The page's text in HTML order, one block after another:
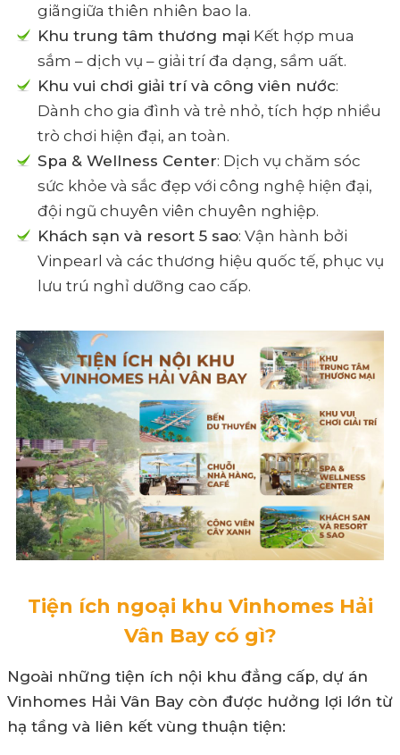
giãngiữa thiên nhiên bao la.
Khu trung tâm thương mại Kết hợp mua
sắm – dịch vụ – giải trí đa dạng, sầm uất.
Khu vui chơi giải trí và công viên nước:
Dành cho gia đình và trẻ nhỏ, tích hợp nhiều
trò chơi hiện đại, an toàn.
Spa & Wellness Center: Dịch vụ chăm sóc
sức khỏe và sắc đẹp với công nghệ hiện đại,
đội ngũ chuyên viên chuyên nghiệp.
Khách sạn và resort 5 sao: Vận hành bởi
Vinpearl và các thương hiệu quốc tế, phục vụ
lưu trú nghỉ dưỡng cao cấp.
Tiện ích ngoại khu Vinhomes Hải
Vân Bay có gì?
Ngoài những tiện ích nội khu đẳng cấp, dự án
Vinhomes Hải Vân Bay còn được hưởng lợi lớn từ
hạ tầng và liên kết vùng thuận tiện: